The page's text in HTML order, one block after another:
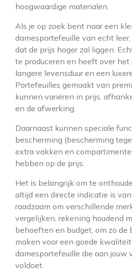
hoogwaardige materialen.
Als je op zoek bent naar een
damesportefeuille van echt
dat de prijs hoger zal liggen.
te produceren en heeft over het
langere levensduur en een
Portefeuilles gemaakt van
kunnen variëren in prijs,
en de afwerking.
Daarnaast kunnen speciale
bescherming (bescherming
extra vakken en
hebben op de prijs.
Het is belangrijk om te
altijd een directe indicatie is
raadzaam om verschillende
vergelijken, rekening houdend
behoeften en budget, om zo de
maken voor een goede
damesportefeuille die aan jouw
voldoet.